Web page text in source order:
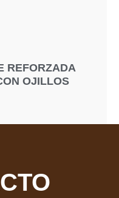
REFORZADA
OJILLOS